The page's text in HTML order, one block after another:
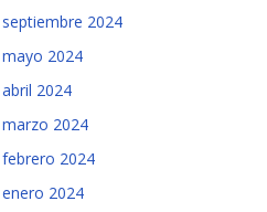
septiembre 2024
mayo 2024
abril 2024
marzo 2024
febrero 2024
enero 2024